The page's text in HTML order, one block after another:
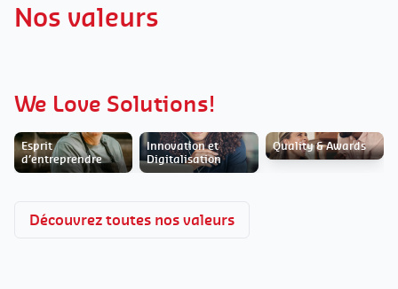
Nos valeurs
We Love Solutions!
Esprit
d’entreprendre
Innovation et
Digitalisation
Quality & Awards
Découvrez toutes nos valeurs